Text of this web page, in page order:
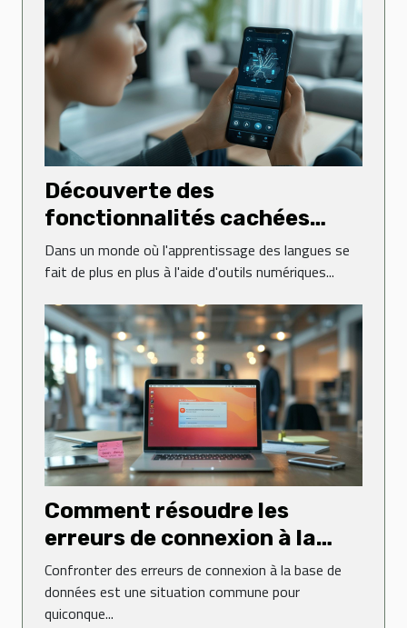
Découverte des
fonctionnalités cachées
dans les applications de
langues
Dans un monde où l'apprentissage des langues se
fait de plus en plus à l'aide d'outils numériques...
Comment résoudre les
erreurs de connexion à la
base de données sur un site
web
Confronter des erreurs de connexion à la base de
données est une situation commune pour
quiconque...